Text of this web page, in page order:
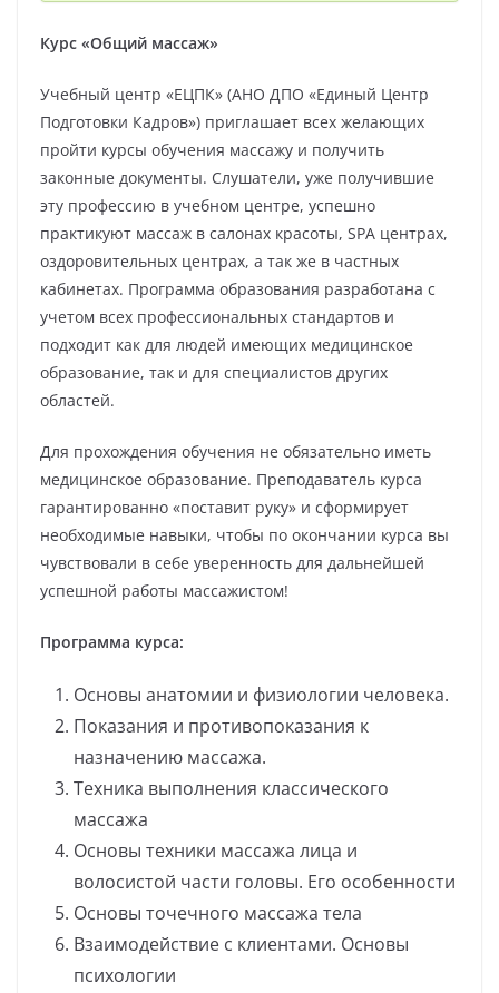
Курс «Общий массаж»
Учебный центр «ЕЦПК» (АНО ДПО «Единый Центр
Подготовки Кадров») приглашает всех желающих
пройти курсы обучения массажу и получить
законные документы. Слушатели, уже получившие
эту профессию в учебном центре, успешно
практикуют массаж в салонах красоты, SPA центрах,
оздоровительных центрах, а так же в частных
кабинетах. Программа образования разработана с
учетом всех профессиональных стандартов и
подходит как для людей имеющих медицинское
образование, так и для специалистов других
областей.
Для прохождения обучения не обязательно иметь
медицинское образование. Преподаватель курса
гарантированно «поставит руку» и сформирует
необходимые навыки, чтобы по окончании курса вы
чувствовали в себе уверенность для дальнейшей
успешной работы массажистом!
Программа курса:
Основы анатомии и физиологии человека.
Показания и противопоказания к
назначению массажа.
Техника выполнения классического
массажа
Основы техники массажа лица и
волосистой части головы. Его особенности
Основы точечного массажа тела
Взаимодействие с клиентами. Основы
психологии